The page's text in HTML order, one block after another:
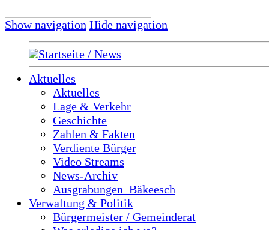
Show navigation Hide navigation
Startseite / News
Aktuelles
Aktuelles
Lage & Verkehr
Geschichte
Zahlen & Fakten
Verdiente Bürger
Video Streams
News-Archiv
Ausgrabungen_Bäkeesch
Verwaltung & Politik
Bürgermeister / Gemeinderat